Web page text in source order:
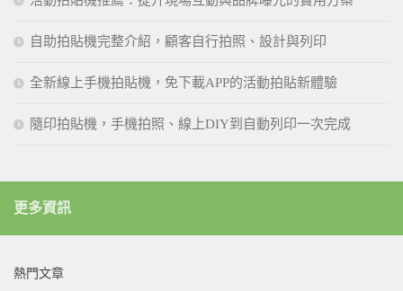
自助拍貼機完整介紹，顧客自行拍照、設計與列印
全新線上手機拍貼機，免下載APP的活動拍貼新體驗
隨印拍貼機，手機拍照、線上DIY到自動列印一次完成
更多資訊
熱門文章